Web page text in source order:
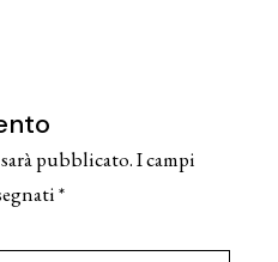
pubblicato.I campi
*